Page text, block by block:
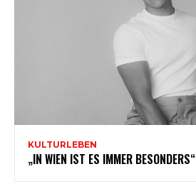
KULTURLEBEN
„IN WIEN IST ES IMMER BESONDERS“